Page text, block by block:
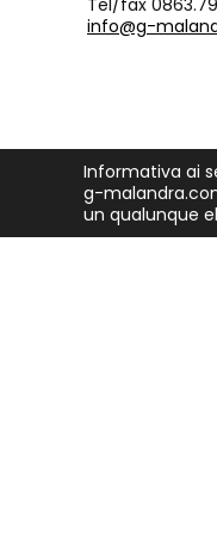
Tel/fax
info@g-
Informativa ai
g-
un qualunque